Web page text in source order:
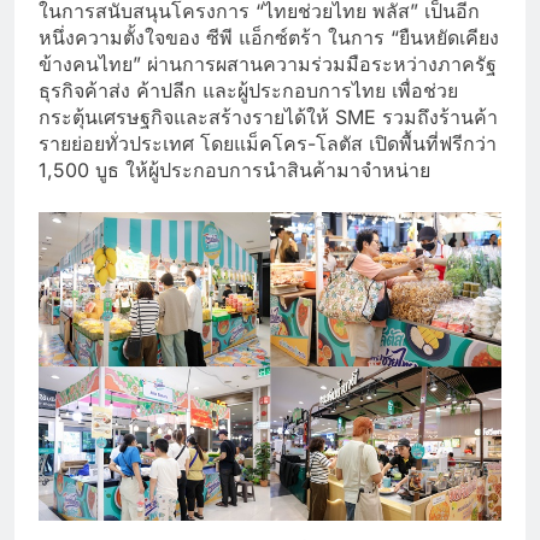
ในการสนับสนุนโครงการ “ไทยช่วยไทย พลัส” เป็นอีก
หนึ่งความตั้งใจของ ซีพี แอ็กซ์ตร้า ในการ “ยืนหยัดเคียง
ข้างคนไทย” ผ่านการผสานความร่วมมือระหว่างภาครัฐ
ธุรกิจค้าส่ง ค้าปลีก และผู้ประกอบการไทย เพื่อช่วย
กระตุ้นเศรษฐกิจและสร้างรายได้ให้ SME รวมถึงร้านค้า
รายย่อยทั่วประเทศ โดยแม็คโคร-โลตัส เปิดพื้นที่ฟรีกว่า
1,500 บูธ ให้ผู้ประกอบการนำสินค้ามาจำหน่าย